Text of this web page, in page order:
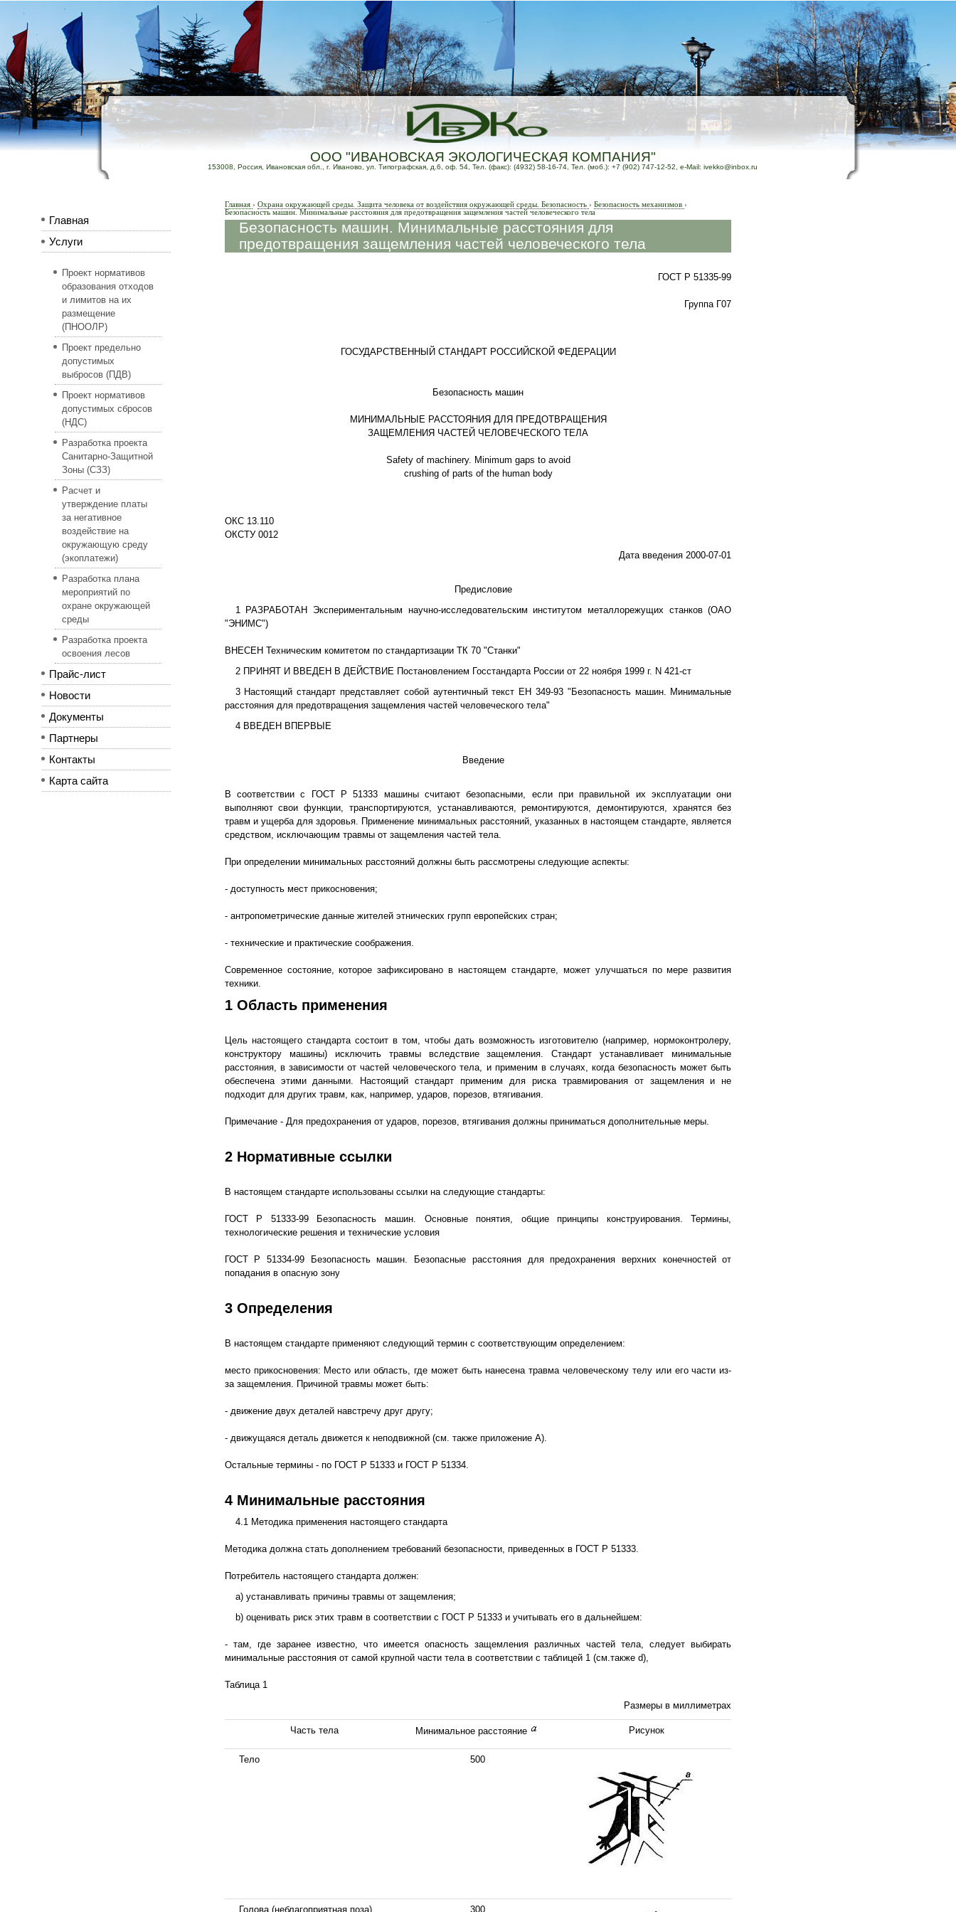
ООО "ИВАНОВСКАЯ ЭКОЛОГИЧЕСКАЯ КОМПАНИЯ"
153008, Россия, Ивановская обл., г. Иваново, ул. Типографская, д.6, оф. 54, Тел. (факс): (4932) 58-16-74, Тел. (моб.): +7 (902) 747-12-52, e-Mail: ivekko@inbox.ru
Главная
Услуги
Проект нормативов
образования отходов
и лимитов на их
размещение
(ПНООЛР)
Проект предельно
допустимых
выбросов (ПДВ)
Проект нормативов
допустимых сбросов
(НДС)
Разработка проекта
Санитарно-Защитной
Зоны (СЗЗ)
Расчет и
утверждение платы
за негативное
воздействие на
окружающую среду
(экоплатежи)
Разработка плана
мероприятий по
охране окружающей
среды
Разработка проекта
освоения лесов
Прайс-лист
Новости
Документы
Партнеры
Контакты
Карта сайта
Главная › Охрана окружающей среды. Защита человека от воздействия окружающей среды. Безопасность › Безопасность механизмов ›
Безопасность машин. Минимальные расстояния для предотвращения защемления частей человеческого тела
Безопасность машин. Минимальные расстояния для
предотвращения защемления частей человеческого тела
ГОСТ Р 51335-99
Группа Г07
ГОСУДАРСТВЕННЫЙ СТАНДАРТ РОССИЙСКОЙ ФЕДЕРАЦИИ
Безопасность машин
МИНИМАЛЬНЫЕ РАССТОЯНИЯ ДЛЯ ПРЕДОТВРАЩЕНИЯ
ЗАЩЕМЛЕНИЯ ЧАСТЕЙ ЧЕЛОВЕЧЕСКОГО ТЕЛА
Safety of machinery. Minimum gaps to avoid
crushing of parts of the human body
ОКС 13.110
ОКСТУ 0012
Дата введения 2000-07-01
Предисловие
1 РАЗРАБОТАН Экспериментальным научно-исследовательским институтом металлорежущих станков (ОАО
"ЭНИМС")
ВНЕСЕН Техническим комитетом по стандартизации ТК 70 "Станки"
2 ПРИНЯТ И ВВЕДЕН В ДЕЙСТВИЕ Постановлением Госстандарта России от 22 ноября 1999 г. N 421-ст
3 Настоящий стандарт представляет собой аутентичный текст ЕН 349-93 "Безопасность машин. Минимальные
расстояния для предотвращения защемления частей человеческого тела"
4 ВВЕДЕН ВПЕРВЫЕ
Введение
В соответствии с ГОСТ Р 51333 машины считают безопасными, если при правильной их эксплуатации они
выполняют свои функции, транспортируются, устанавливаются, ремонтируются, демонтируются, хранятся без
травм и ущерба для здоровья. Применение минимальных расстояний, указанных в настоящем стандарте, является
средством, исключающим травмы от защемления частей тела.
При определении минимальных расстояний должны быть рассмотрены следующие аспекты:
- доступность мест прикосновения;
- антропометрические данные жителей этнических групп европейских стран;
- технические и практические соображения.
Современное состояние, которое зафиксировано в настоящем стандарте, может улучшаться по мере развития
техники.
1 Область применения
Цель настоящего стандарта состоит в том, чтобы дать возможность изготовителю (например, нормоконтролеру,
конструктору машины) исключить травмы вследствие защемления. Стандарт устанавливает минимальные
расстояния, в зависимости от частей человеческого тела, и применим в случаях, когда безопасность может быть
обеспечена этими данными. Настоящий стандарт применим для риска травмирования от защемления и не
подходит для других травм, как, например, ударов, порезов, втягивания.
Примечание - Для предохранения от ударов, порезов, втягивания должны приниматься дополнительные меры.
2 Нормативные ссылки
В настоящем стандарте использованы ссылки на следующие стандарты:
ГОСТ Р 51333-99 Безопасность машин. Основные понятия, общие принципы конструирования. Термины,
технологические решения и технические условия
ГОСТ Р 51334-99 Безопасность машин. Безопасные расстояния для предохранения верхних конечностей от
попадания в опасную зону
3 Определения
В настоящем стандарте применяют следующий термин с соответствующим определением:
место прикосновения: Место или область, где может быть нанесена травма человеческому телу или его части из-
за защемления. Причиной травмы может быть:
- движение двух деталей навстречу друг другу;
- движущаяся деталь движется к неподвижной (см. также приложение А).
Остальные термины - по ГОСТ Р 51333 и ГОСТ Р 51334.
4 Минимальные расстояния
4.1 Методика применения настоящего стандарта
Методика должна стать дополнением требований безопасности, приведенных в ГОСТ Р 51333.
Потребитель настоящего стандарта должен:
a) устанавливать причины травмы от защемления;
b) оценивать риск этих травм в соответствии с ГОСТ Р 51333 и учитывать его в дальнейшем:
- там, где заранее известно, что имеется опасность защемления различных частей тела, следует выбирать
минимальные расстояния от самой крупной части тела в соответствии с таблицей 1 (см.также d),
Таблица 1
Размеры в миллиметрах
Часть тела Минимальное расстояние Рисунок
Тело 500
Голова (неблагоприятная поза) 300